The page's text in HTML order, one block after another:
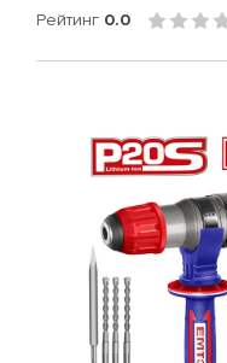
Рейтинг 0.0